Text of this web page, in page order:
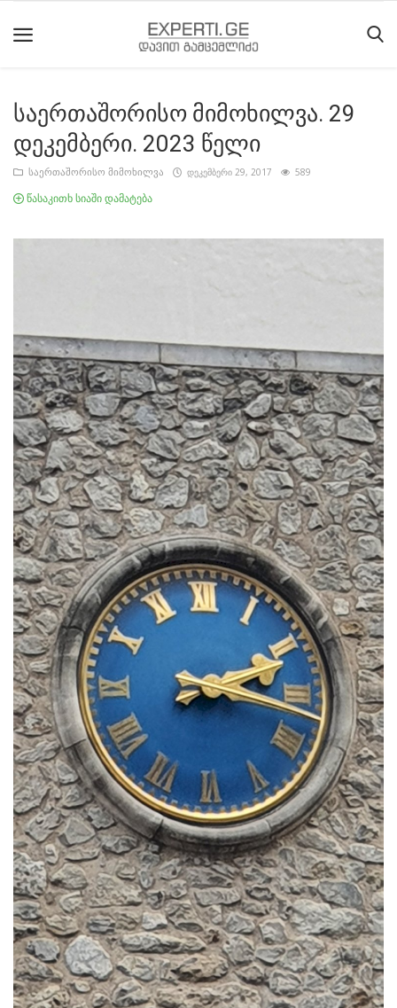
მთავარი
მიმდინარე
მოვლენები
შესახებ
ისტორია
სტატიები
საერთაშორისო მიმოხილვა. 29
დეკემბერი. 2023 წელი
საერთაშორისო მიმოხილვა დეკემბერი 29, 2017 589
წასაკითხ სიაში დამატება